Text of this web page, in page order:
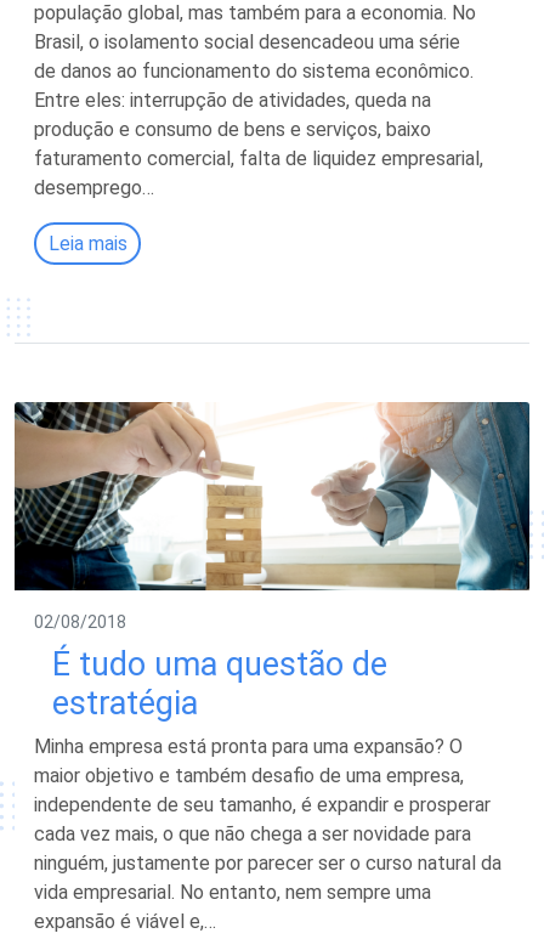
população global, mas também para a economia. No
Brasil, o isolamento social desencadeou uma série
de danos ao funcionamento do sistema econômico.
Entre eles: interrupção de atividades, queda na
produção e consumo de bens e serviços, baixo
faturamento comercial, falta de liquidez empresarial,
desemprego…
Leia mais
02/08/2018
É tudo uma questão de
estratégia
Minha empresa está pronta para uma expansão? O
maior objetivo e também desafio de uma empresa,
independente de seu tamanho, é expandir e prosperar
cada vez mais, o que não chega a ser novidade para
ninguém, justamente por parecer ser o curso natural da
vida empresarial. No entanto, nem sempre uma
expansão é viável e,…